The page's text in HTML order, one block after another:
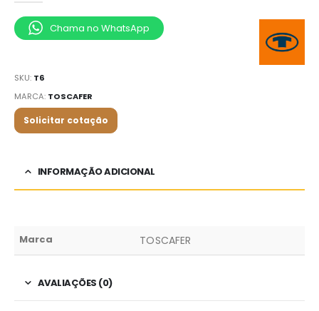
Chama no WhatsApp
SKU: T6
MARCA: TOSCAFER
Solicitar cotação
INFORMAÇÃO ADICIONAL
Marca TOSCAFER
AVALIAÇÕES (0)